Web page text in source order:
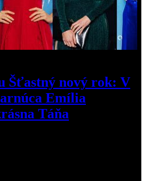
Šťastný nový rok: V
Emília
Táňa